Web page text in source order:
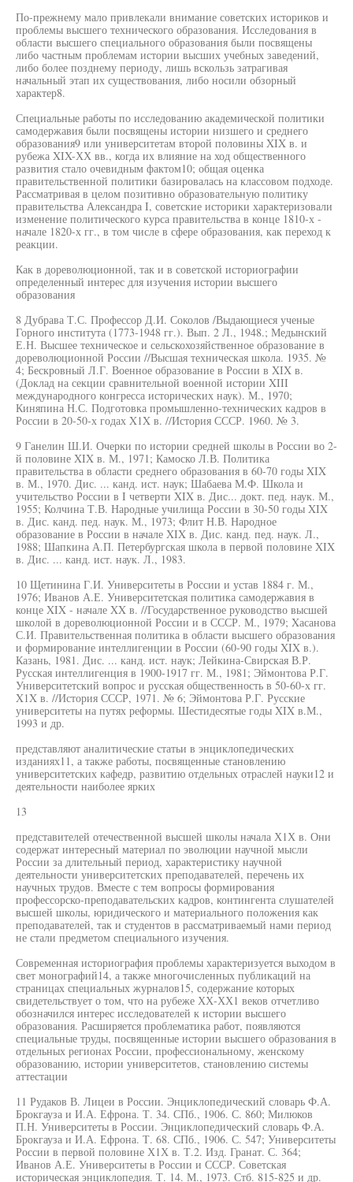
По-прежнему мало привлекали внимание советских историков и
проблемы высшего технического образования. Исследования в
области высшего специального образования были посвящены
либо частным проблемам истории высших учебных заведений,
либо более позднему периоду, лишь вскользь затрагивая
начальный этап их существования, либо носили обзорный
характер8.
Специальные работы по исследованию академической политики
самодержавия были посвящены истории низшего и среднего
образования9 или университетам второй половины XIX в. и
рубежа XIX-ХХ вв., когда их влияние на ход общественного
развития стало очевидным фактом10; общая оценка
правительственной политики базировалась на классовом подходе.
Рассматривая в целом позитивно образовательную политику
правительства Александра I, советские историки характеризовали
изменение политического курса правительства в конце 1810-х -
начале 1820-х гг., в том числе в сфере образования, как переход к
реакции.
Как в дореволюционной, так и в советской историографии
определенный интерес для изучения истории высшего
образования
8 Дубрава Т.С. Профессор Д.И. Соколов /Выдающиеся ученые
Горного института (1773-1948 гг.). Вып. 2 Л., 1948.; Медынский
Е.Н. Высшее техническое и сельскохозяйственное образование в
дореволюционной России //Высшая техническая школа. 1935. №
4; Бескровный Л.Г. Военное образование в России в XIX в.
(Доклад на секции сравнительной военной истории XIII
международного конгресса исторических наук). М., 1970;
Киняпина Н.С. Подготовка промышленно-технических кадров в
России в 20-50-х годах X1X в. //История СССР. 1960. № 3.
9 Ганелин Ш.И. Очерки по истории средней школы в России во 2-
й половине XIX в. М., 1971; Камоско Л.В. Политика
правительства в области среднего образования в 60-70 годы XIX
в. М., 1970. Дис. ... канд. ист. наук; Шабаева М.Ф. Школа и
учительство России в I четверти XIX в. Дис... докт. пед. наук. М.,
1955; Колчина Т.В. Народные училища России в 30-50 годы XIX
в. Дис. канд. пед. наук. М., 1973; Флит Н.В. Народное
образование в России в начале XIX в. Дис. канд. пед. наук. Л.,
1988; Шапкина А.П. Петербургская школа в первой половине XIX
в. Дис. ... канд. ист. наук. Л., 1983.
10 Щетинина Г.И. Университеты в России и устав 1884 г. М.,
1976; Иванов А.Е. Университетская политика самодержавия в
конце XIX - начале XX в. //Государственное руководство высшей
школой в дореволюционной России и в СССР. М., 1979; Xасанова
С.И. Правительственная политика в области высшего образования
и формирование интеллигенции в России (60-90 годы XIX в.).
Казань, 1981. Дис. ... канд. ист. наук; Лейкина-Свирская В.Р.
Русская интеллигенция в 1900-1917 гг. М., 1981; Эймонтова Р.Г.
Университетский вопрос и русская общественность в 50-60-х гг.
X1X в. //История СССР, 1971. № 6; Эймонтова Р.Г. Русские
университеты на путях реформы. Шестидесятые годы XIX в.М.,
1993 и др.
представляют аналитические статьи в энциклопедических
изданиях11, а также работы, посвященные становлению
университетских кафедр, развитию отдельных отраслей науки12 и
деятельности наиболее ярких
13
представителей отечественной высшей школы начала Х1Х в. Они
содержат интересный материал по эволюции научной мысли
России за длительный период, характеристику научной
деятельности университетских преподавателей, перечень их
научных трудов. Вместе с тем вопросы формирования
профессорско-преподавательских кадров, контингента слушателей
высшей школы, юридического и материального положения как
преподавателей, так и студентов в рассматриваемый нами период
не стали предметом специального изучения.
Современная историография проблемы характеризуется выходом в
свет монографий14, а также многочисленных публикаций на
страницах специальных журналов15, содержание которых
свидетельствует о том, что на рубеже ХХ-ХХ1 веков отчетливо
обозначился интерес исследователей к истории высшего
образования. Расширяется проблематика работ, появляются
специальные труды, посвященные истории высшего образования в
отдельных регионах России, профессиональному, женскому
образованию, истории университетов, становлению системы
аттестации
11 Рудаков В. Лицеи в России. Энциклопедический словарь Ф.А.
Брокгауза и И.А. Ефрона. Т. 34. СПб., 1906. С. 860; Милюков
П.Н. Университеты в России. Энциклопедический словарь Ф.А.
Брокгауза и И.А. Ефрона. Т. 68. СПб., 1906. С. 547; Университеты
России в первой половине Х1Х в. Т.2. Изд. Гранат. С. 364;
Иванов А.Е. Университеты в России и СССР. Советская
историческая энциклопедия. Т. 14. М., 1973. Стб. 815-825 и др.